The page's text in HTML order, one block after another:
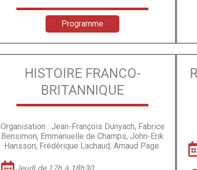
Programme
HISTOIRE FRANCO-
BRITANNIQUE
Organisation : Jean-François Dunyach, Fabrice
Bensimon, Emmanuelle de Champs, John-Erik
Hansson, Frédérique Lachaud, Arnaud Page.
Jeudi de 17h à 18h30